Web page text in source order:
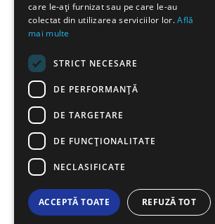
ROMANIAN
care le-ați furnizat sau pe care le-au
colectat din utilizarea serviciilor lor.Află
mai multe
STRICT NECESARE
DE PERFORMANȚĂ
DE TARGETARE
DE FUNCŢIONALITATE
NECLASIFICATE
ACCEPTĂ TOATE REFUZĂ TOT